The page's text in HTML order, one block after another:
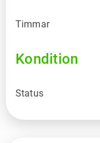
Timmar
Kondition
Status